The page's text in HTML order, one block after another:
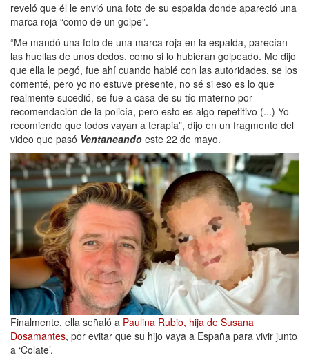
reveló que él le envió una foto de su espalda donde apareció una
marca roja “como de un golpe”.
“Me mandó una foto de una marca roja en la espalda, parecían
las huellas de unos dedos, como si lo hubieran golpeado. Me dijo
que ella le pegó, fue ahí cuando hablé con las autoridades, se los
comenté, pero yo no estuve presente, no sé si eso es lo que
realmente sucedió, se fue a casa de su tío materno por
recomendación de la policía, pero esto es algo repetitivo (...) Yo
recomiendo que todos vayan a terapia”, dijo en un fragmento del
video que pasó Ventaneando este 22 de mayo.
Finalmente, ella señaló a Paulina Rubio, hija de Susana
Dosamantes, por evitar que su hijo vaya a España para vivir junto
a ‘Colate’.